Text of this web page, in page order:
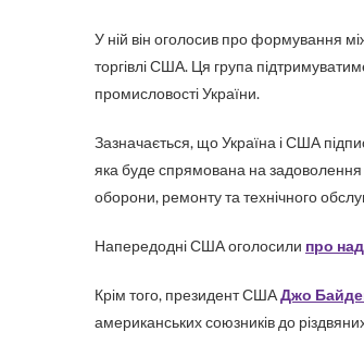
У ній він оголосив про формування
торгівлі США. Ця група
промисловості України.
Зазначається, що Україна і США
яка буде спрямована на задоволення
оборони, ремонту та технічного
Напередодні США оголосили про
Крім того, президент СШАДжо
американських союзників до